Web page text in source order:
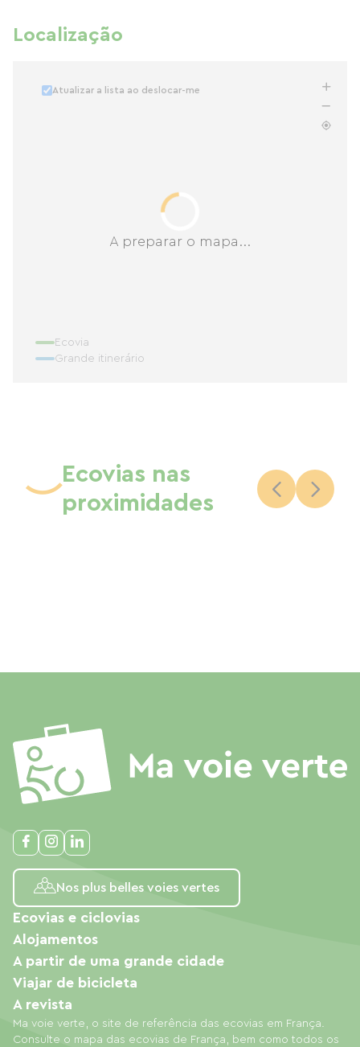
Localização
A preparar o mapa...
Atualizar a lista ao deslocar-me
Ecovia
Grande itinerário
Ecovias nas
proximidades
Nos plus belles voies vertes
Ma voie verte, o site de referência das ecovias em França.
Consulte o mapa das ecovias de França, bem como todos os
Ecovias e ciclovias
Alojamentos
A partir de uma grande cidade
Viajar de bicicleta
A revista